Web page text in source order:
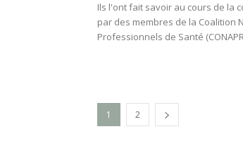
Ils l'ont fait savoir au cours de la
par des membres de la Coalition
Professionnels de Santé
1 2